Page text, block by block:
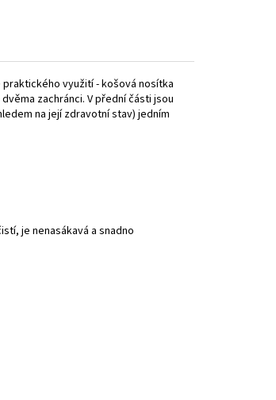
využití - košová nosítka
zachránci. V přední části jsou
na její zdravotní stav) jedním
je nenasákavá a snadno